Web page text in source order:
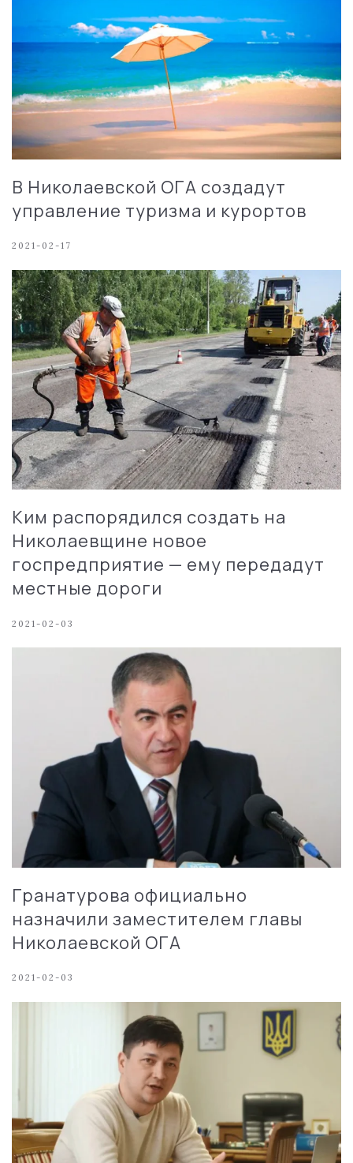
В Николаевской ОГА создадут
управление туризма и курортов
2021-02-17
Ким распорядился создать на
Николаевщине новое
госпредприятие — ему передадут
местные дороги
2021-02-03
Гранатурова официально
назначили заместителем главы
Николаевской ОГА
2021-02-03